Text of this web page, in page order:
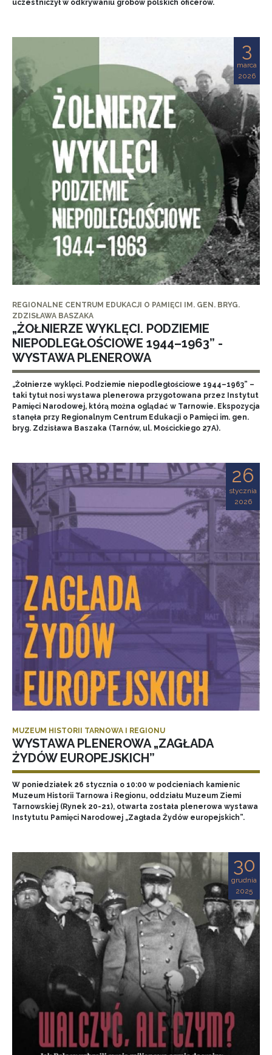
uczestniczył w odkrywaniu grobów polskich oficerów.
3
marca
2026
REGIONALNE CENTRUM EDUKACJI O PAMIĘCI IM. GEN. BRYG.
ZDZISŁAWA BASZAKA
„ŻOŁNIERZE WYKLĘCI. PODZIEMIE
NIEPODLEGŁOŚCIOWE 1944–1963” -
WYSTAWA PLENEROWA
„Żołnierze wyklęci. Podziemie niepodległościowe 1944–1963” –
taki tytuł nosi wystawa plenerowa przygotowana przez Instytut
Pamięci Narodowej, którą można oglądać w Tarnowie. Ekspozycja
stanęła przy Regionalnym Centrum Edukacji o Pamięci im. gen.
bryg. Zdzisława Baszaka (Tarnów, ul. Mościckiego 27A).
26
stycznia
2026
MUZEUM HISTORII TARNOWA I REGIONU
WYSTAWA PLENEROWA „ZAGŁADA
ŻYDÓW EUROPEJSKICH”
W poniedziałek 26 stycznia o 10:00 w podcieniach kamienic
Muzeum Historii Tarnowa i Regionu, oddziału Muzeum Ziemi
Tarnowskiej (Rynek 20-21), otwarta została plenerowa wystawa
Instytutu Pamięci Narodowej „Zagłada Żydów europejskich”.
30
grudnia
2025